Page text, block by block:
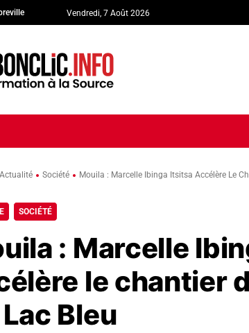
Vendredi, 7 Août 2026
Actualité Société Mouila : Marcelle Ibinga Itsitsa Accélère Le
SOCIÉTÉ
: Marcelle
le chantier
Bleu